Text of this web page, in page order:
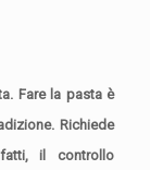
Fare la pasta è
Richiede
il controllo